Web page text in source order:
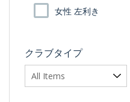
女性 左利き
クラブタイプ